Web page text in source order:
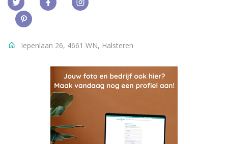
Iepenlaan 26, 4661 WN, Halsteren